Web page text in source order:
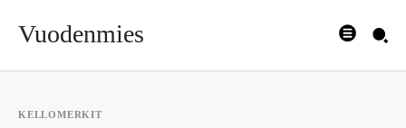
Vuodenmies
KELLOMERKIT